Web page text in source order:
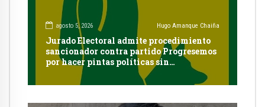
agosto 5, 2026 Hugo Amanque Chaiña
Jurado Electoral admite procedimiento
sancionador contra partido Progresemos
por hacer pintas políticas sin
autorización en Cayma